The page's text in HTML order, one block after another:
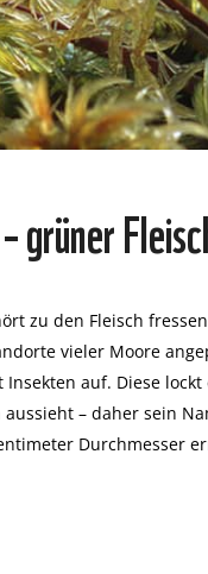
grüner
zu den Fleisch
vieler Moore
auf. Diese
– daher sein
Durchmesser